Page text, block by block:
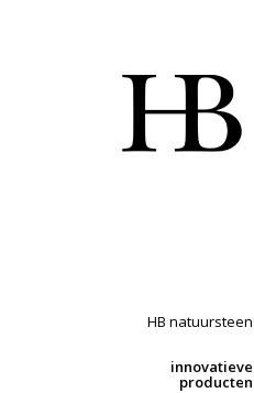
HB natuursteen
innovatieve
producten